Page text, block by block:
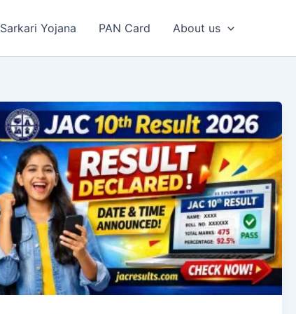
Sarkari Yojana PAN Card About us